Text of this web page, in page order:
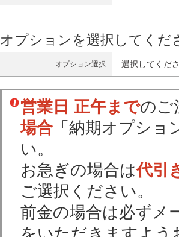
オプションを選択してくだ
オプション選択 選択してくだ
営業日 正午までのご
場合 「納期オプショ
い。
お急ぎの場合は代引
ご選択ください。
前金の場合は必ずメ
をいただきますよう